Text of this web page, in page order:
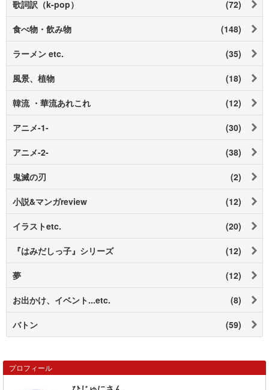
歌詞訳（k-pop） (72)
食べ物・飲み物 (148)
ラーメン etc. (35)
風景、植物 (18)
韓流 ・華流あれこれ (12)
アニメ-1- (30)
アニメ-2- (38)
鬼滅の刃 (2)
小説&マンガreview (12)
イラストetc. (20)
『はみだしっ子』シリーズ (12)
夢 (12)
お出かけ、イベント...etc. (8)
バトン (59)
プロフィール